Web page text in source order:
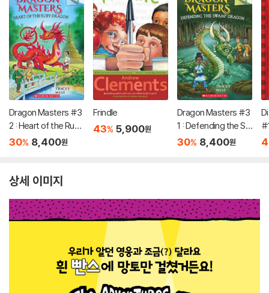
Dragon Masters #3
2 : Heart of the Ruby
Dragon (A Branches
30% 8,400원
Frindle
43% 5,900원
Dragon Masters #3
1 : Defending the Sw
amp Dragon (A Bran
30% 8,400원
상세 이미지